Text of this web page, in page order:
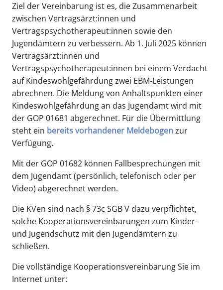
Ziel der Vereinbarung ist es, die Zusammenarbeit
zwischen Vertragsärzt:innen und
Vertragspsychotherapeut:innen sowie den
Jugendämtern zu verbessern. Ab 1. Juli 2025 können
Vertragsärzt:innen und
Vertragspsychotherapeut:innen bei einem Verdacht
auf Kindeswohlgefährdung zwei EBM-Leistungen
abrechnen. Die Meldung von Anhaltspunkten einer
Kindeswohlgefährdung an das Jugendamt wird mit
der GOP 01681 abgerechnet. Für die Übermittlung
steht ein bereits vorhandener Meldebogenzur
Verfügung.
Mit der GOP 01682 können Fallbesprechungen mit
dem Jugendamt (persönlich, telefonisch oder per
Video) abgerechnet werden.
Die KVen sind nach § 73c SGB V dazu verpflichtet,
solche Kooperationsvereinbarungen zum Kinder-
und Jugendschutz mit den Jugendämtern zu
schließen.
Die vollständige Kooperationsvereinbarung Sie im
Internet unter: